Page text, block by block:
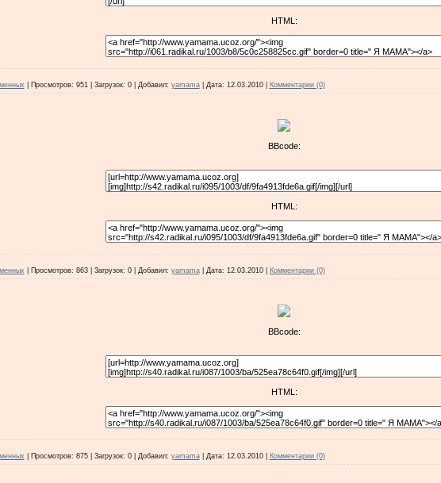
HTML:
Просмотров: 951 Загрузок: 0| Добавил: yamama| Дата: 12.03.2010 Комментарии (0)
BBcode:
HTML:
Просмотров: 863| Загрузок: 0| Добавил: yamama| Дата: 12.03.2010 Комментарии (0)
BBcode:
HTML:
Просмотров: 875| Загрузок: 0| Добавил: yamama| Дата: 12.03.2010 Комментарии (0)